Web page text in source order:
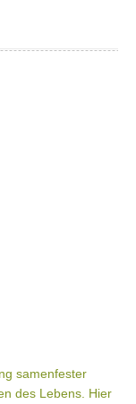
samenfester
des Lebens. Hier